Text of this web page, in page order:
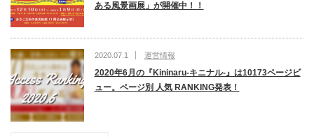
ある風景画展」が開催中！！
2020.07.1 運営情報
2020年6月の『Kininaru-キニナル-』は10173ページビ
ュー。ページ別 人気 RANKING発表！